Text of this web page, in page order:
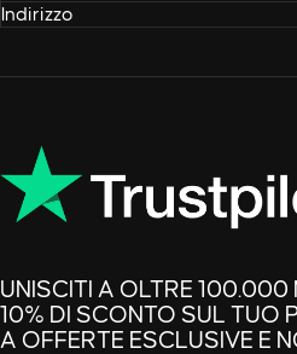
Indirizzo
UNISCITI A OLTRE 100.000
10% DI SCONTO SUL TUO
A OFFERTE ESCLUSIVE E